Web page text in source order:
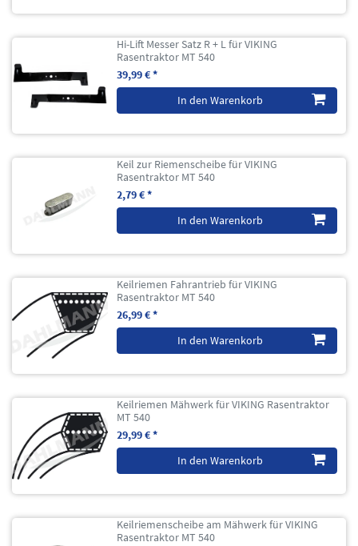
Hi-Lift Messer Satz R + L für VIKING
Rasentraktor MT 540
39,99 € *
In den Warenkorb
Keil zur Riemenscheibe für VIKING
Rasentraktor MT 540
2,79 € *
In den Warenkorb
Keilriemen Fahrantrieb für VIKING
Rasentraktor MT 540
26,99 € *
In den Warenkorb
Keilriemen Mähwerk für VIKING Rasentraktor
MT 540
29,99 € *
In den Warenkorb
Keilriemenscheibe am Mähwerk für VIKING
Rasentraktor MT 540